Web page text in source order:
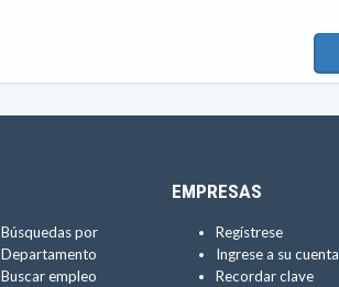
Búsquedas por
Departamento
Buscar empleo
EMPRESAS
Regístrese
Ingrese a su cuenta
Recordar clave